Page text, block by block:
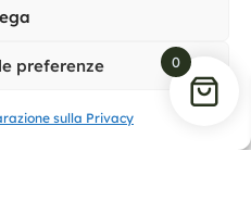
preferenze
sulla Privacy
0